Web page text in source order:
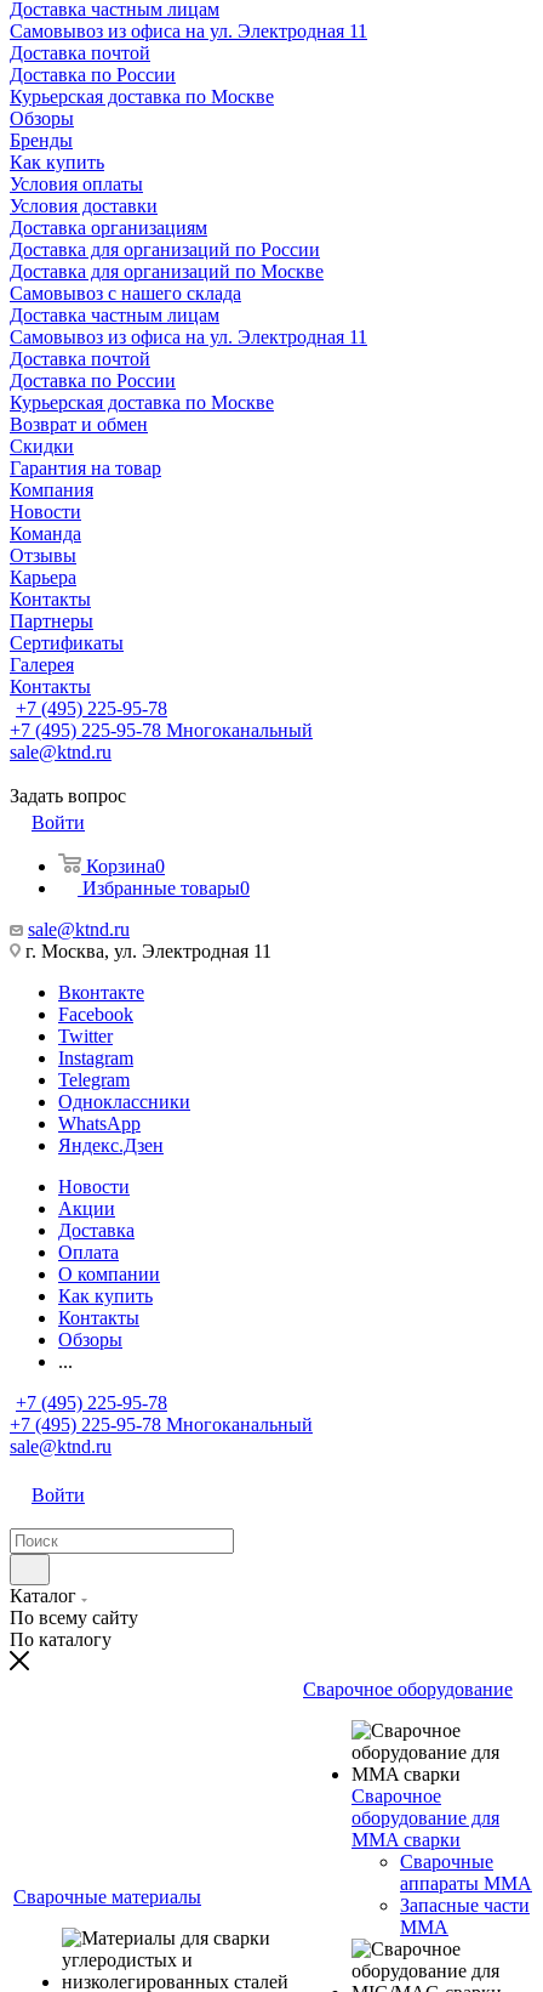
Доставка частным лицам
Самовывоз из офиса на ул. Электродная 11
Доставка почтой
Доставка по России
Курьерская доставка по Москве
Обзоры
Бренды
Как купить
Условия оплаты
Условия доставки
Доставка организациям
Доставка для организаций по России
Доставка для организаций по Москве
Самовывоз с нашего склада
Доставка частным лицам
Самовывоз из офиса на ул. Электродная 11
Доставка почтой
Доставка по России
Курьерская доставка по Москве
Возврат и обмен
Скидки
Гарантия на товар
Компания
Новости
Команда
Отзывы
Карьера
Контакты
Партнеры
Сертификаты
Галерея
Контакты
+7 (495) 225-95-78
+7 (495) 225-95-78 Многоканальный
sale@ktnd.ru
Задать вопрос
Войти
Корзина0
Избранные товары0
sale@ktnd.ru
г. Москва, ул. Электродная 11
Вконтакте
Facebook
Twitter
Instagram
Telegram
Одноклассники
WhatsApp
Яндекс.Дзен
Новости
Акции
Доставка
Оплата
О компании
Как купить
Контакты
Обзоры
...
+7 (495) 225-95-78
+7 (495) 225-95-78 Многоканальный
sale@ktnd.ru
Войти
Каталог
По всему сайту
По каталогу
Сварочные материалы
Сварочное оборудование
Сварочное
оборудование для
MMA сварки
Сварочные
аппараты MMA
Запасные части
MMA